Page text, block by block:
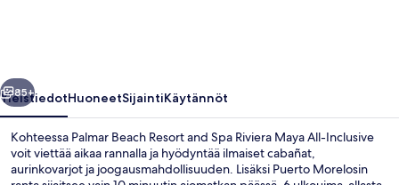
All-
Inclusive
valokuvagalleria
Seuraava
85+
YleistiedotHuoneetSijaintiKäytännöt
Kohteessa Palmar Beach Resort and Spa Riviera Maya All-Inclusive
voit viettää aikaa rannalla ja hyödyntää ilmaiset cabañat,
aurinkovarjot ja joogausmahdollisuuden. Lisäksi Puerto Morelosin